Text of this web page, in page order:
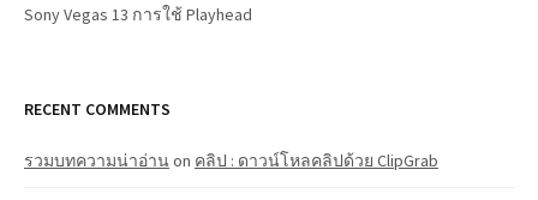
Sony Vegas 13 การใช้ Playhead
RECENT COMMENTS
รวมบทความน่าอ่านon คลิป : ดาวน์โหลคลิปด้วย ClipGrab